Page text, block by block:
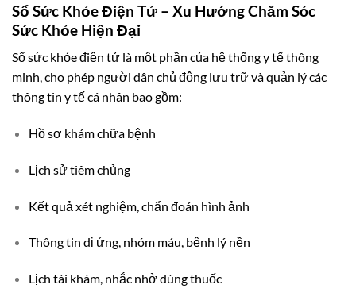
Sổ Sức Khỏe Điện Tử – Xu Hướng Chăm Sóc
Sức Khỏe Hiện Đại
Sổ sức khỏe điện tử là một phần của hệ thống y tế thông
minh, cho phép người dân chủ động lưu trữ và quản lý các
thông tin y tế cá nhân bao gồm:
Hồ sơ khám chữa bệnh
Lịch sử tiêm chủng
Kết quả xét nghiệm, chẩn đoán hình ảnh
Thông tin dị ứng, nhóm máu, bệnh lý nền
Lịch tái khám, nhắc nhở dùng thuốc